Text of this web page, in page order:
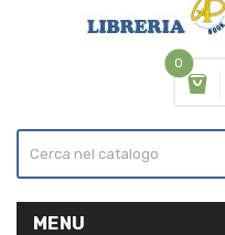
0
MENU